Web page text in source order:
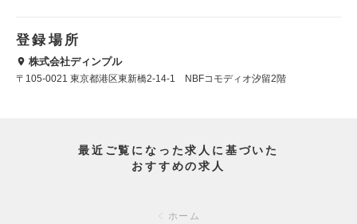
登録場所
株式会社ディンプル
〒105-0021 東京都港区東新橋2-14-1 NBFコモディオ汐留2階
最近ご覧になった求人に基づいた
おすすめの求人
ホーム